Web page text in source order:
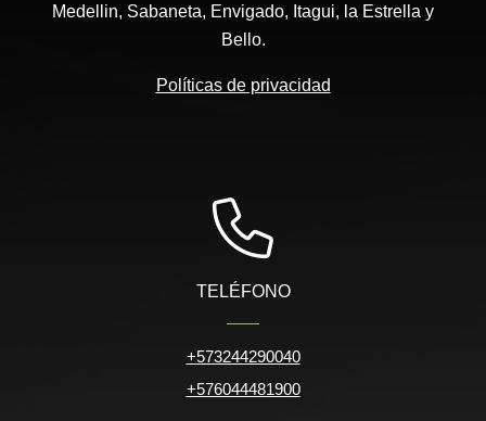
Medellin, Sabaneta, Envigado, Itagui, la Estrella y
Bello.
Políticas de privacidad
TELÉFONO
+573244290040
+576044481900